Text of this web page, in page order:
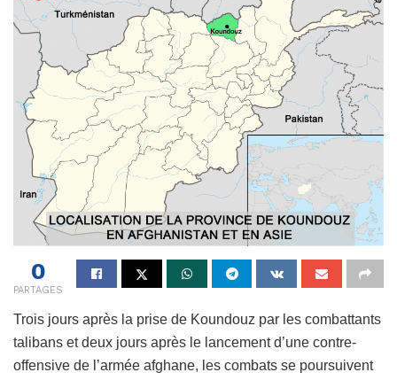
0
PARTAGES
Trois jours après la prise de Koundouz par les combattants
talibans et deux jours après le lancement d’une contre-
offensive de l’armée afghane, les combats se poursuivent